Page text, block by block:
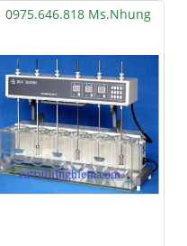
0975.646.818 Ms.Nhung